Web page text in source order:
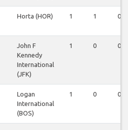
Horta (HOR) 1 1 0
John F
Kennedy
International
(JFK)
1 0 0
Logan
International
(BOS)
1 0 0